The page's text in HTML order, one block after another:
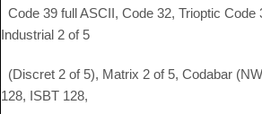
Code 39 full ASCII, Code 32, Trioptic Code
Industrial 2 of 5
(Discret 2 of 5), Matrix 2 of 5, Codabar
128, ISBT 128,